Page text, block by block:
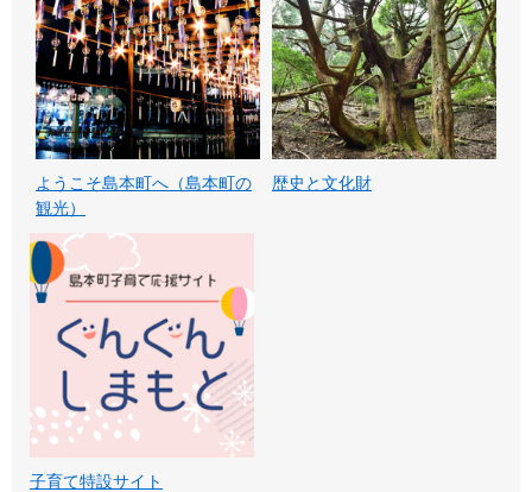
ようこそ島本町へ（島本町の
観光）
歴史と文化財
子育て特設サイト